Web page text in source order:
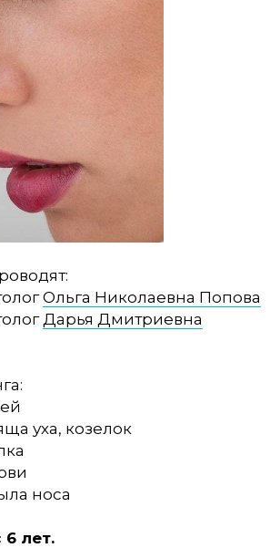
Ольга Николаевна Попова
Дарья Дмитриевна
уха, козелок
носа
лет.